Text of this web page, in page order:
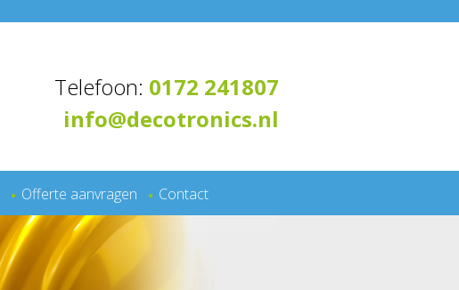
Telefoon: 0172 241807
info@decotronics.nl
Offerte aanvragen Contact